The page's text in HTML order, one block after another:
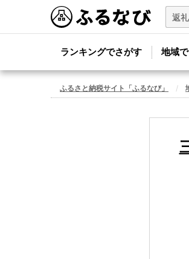
ランキングでさがす 地域
ふるさと納税サイト「ふるなび」